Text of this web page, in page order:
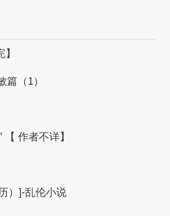
（1）
作者不详】
）]-乱伦小说